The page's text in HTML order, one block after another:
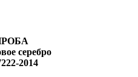
серебро
2014